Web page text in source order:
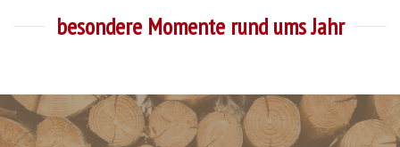
besondere Momente rund ums Jahr